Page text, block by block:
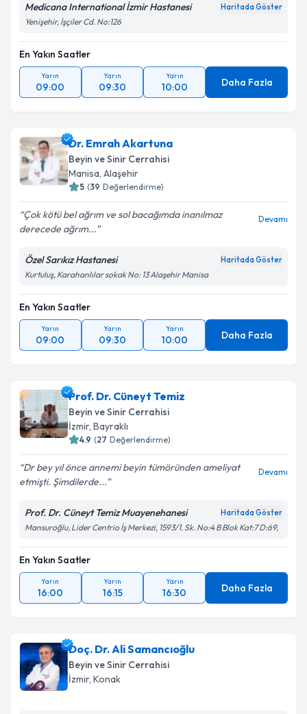
Medicana International İzmir Hastanesi Haritada Göster
Yenişehir, İşçiler Cd. No:126
En Yakın Saatler
Yarın
09:00
Yarın
09:30
Yarın
10:00 Daha Fazla
Dr. Emrah Akartuna
Beyin ve Sinir Cerrahisi
Manisa, Alaşehir
5 (39 Değerlendirme)
Çok kötü bel ağrım ve sol bacağımda inanılmaz
derecede ağrım...
Devamı
Özel Sarıkız Hastanesi Haritada Göster
Kurtuluş, Karahanlılar sokak No: 13 Alaşehir Manisa
En Yakın Saatler
Yarın
09:00
Yarın
09:30
Yarın
10:00 Daha Fazla
Prof. Dr. Cüneyt Temiz
Beyin ve Sinir Cerrahisi
İzmir, Bayraklı
4.9 (27 Değerlendirme)
Dr bey yıl önce annemi beyin tümöründen ameliyat
etmişti. Şimdilerde...
Devamı
Prof. Dr. Cüneyt Temiz Muayenehanesi Haritada Göster
Mansuroğlu, Lider Centrio İş Merkezi, 1593/1. Sk. No:4 B Blok Kat:7 D:69,
En Yakın Saatler
Yarın
16:00
Yarın
16:15
Yarın
16:30 Daha Fazla
Doç. Dr. Ali Samancıoğlu
Beyin ve Sinir Cerrahisi
İzmir, Konak